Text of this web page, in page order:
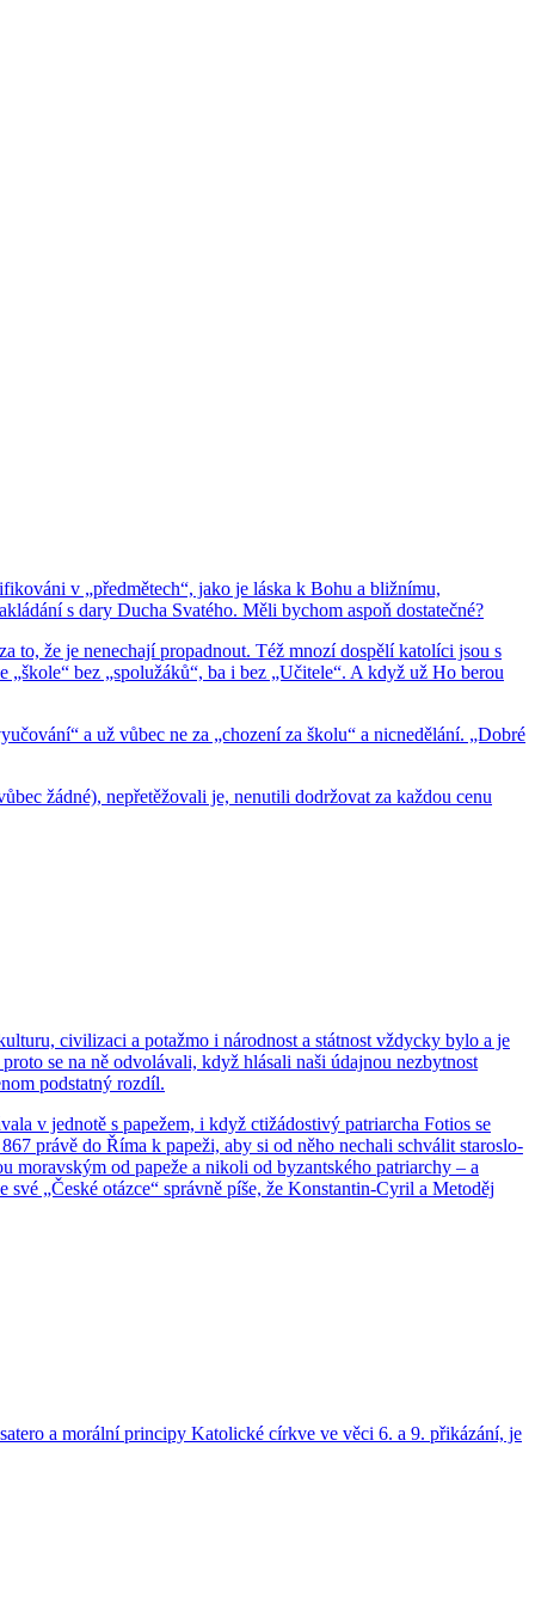
v „před­mě­tech“, jako je láska k Bohu a bliž­ní­mu,
s dary Ducha Sva­té­ho. Měli bychom aspoň do­sta­teč­né?
to, že je ne­ne­cha­jí pro­pad­nout. Též mnozí do­spě­lí ka­to­lí­ci jsou s
bez „spo­lu­žá­ků“, ba i bez „Uči­te­le“. A když už Ho berou
a už vůbec ne za „cho­ze­ní za školu“ a nic­ne­dě­lá­ní. „Dobré
žádné), ne­pře­tě­žo­va­li je, ne­nu­ti­li do­dr­žo­vat za kaž­dou cenu
ci­vi­li­za­ci a po­taž­mo i ná­rod­nost a stát­nost vždyc­ky bylo a je
se na ně od­vo­lá­va­li, když hlá­sa­li naši údaj­nou ne­zbyt­nost
pod­stat­ný roz­díl.
v jed­no­tě s pa­pe­žem, i když cti­žá­dosti­vý pa­tri­ar­cha Fo­ti­os se
právě do Říma k pa­pe­ži, aby si od něho ne­cha­li schvá­lit sta­ro­slo­
od pa­pe­že a ni­ko­li od by­zant­ské­ho pa­tri­ar­chy – a
„České otáz­ce“ správ­ně píše, že Kon­stan­tin-Cyril a Me­to­děj
a mo­rál­ní prin­ci­py Ka­to­lic­ké církve ve věci 6. a 9. při­ká­zá­ní, je